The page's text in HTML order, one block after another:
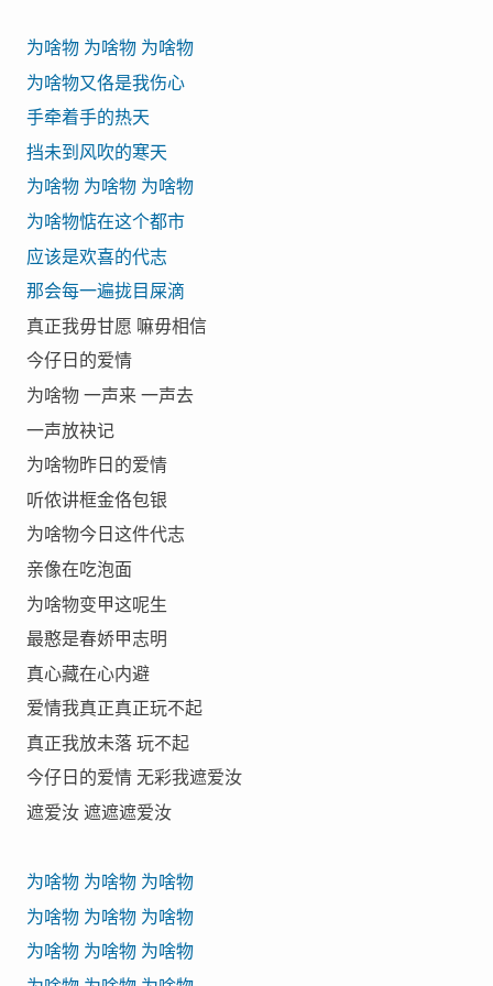
为啥物 为啥物 为啥物
为啥物又佫是我伤心
手牵着手的热天
挡未到风吹的寒天
为啥物 为啥物 为啥物
为啥物惦在这个都市
应该是欢喜的代志
那会每一遍拢目屎滴
真正我毋甘愿 嘛毋相信
今仔日的爱情
为啥物 一声来 一声去
一声放袂记
为啥物昨日的爱情
听侬讲框金佫包银
为啥物今日这件代志
亲像在吃泡面
为啥物变甲这呢生
最憨是春娇甲志明
真心藏在心内避
爱情我真正真正玩不起
真正我放未落 玩不起
今仔日的爱情 无彩我遮爱汝
遮爱汝 遮遮遮爱汝
为啥物 为啥物 为啥物
为啥物 为啥物 为啥物
为啥物 为啥物 为啥物